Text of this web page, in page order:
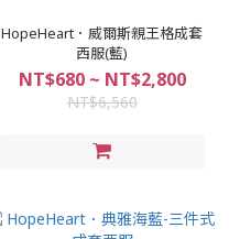
HopeHeart．威爾斯親王格成套
西服(藍)
NT$680 ~ NT$2,800
NT$6,560